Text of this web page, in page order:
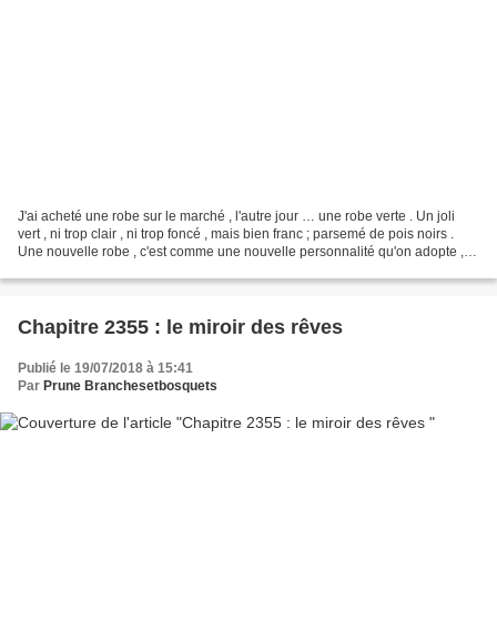
J'ai acheté une robe sur le marché , l'autre jour … une robe verte . Un joli
vert , ni trop clair , ni trop foncé , mais bien franc ; parsemé de pois noirs .
Une nouvelle robe , c'est comme une nouvelle personnalité qu'on adopte ,
Chapitre 2355 : le miroir des rêves
Publié le 19/07/2018 à 15:41
Par Prune Branchesetbosquets